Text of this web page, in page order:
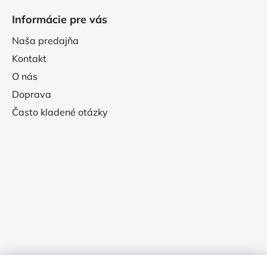
Informácie pre vás
Naša predajňa
Kontakt
O nás
Doprava
Často kladené otázky